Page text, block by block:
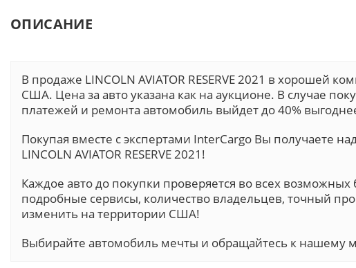
ОПИСАНИЕ
В продаже LINCOLN AVIATOR RESERVE 2021 в хорошей
США. Цена за авто указана как на аукционе. В случае
платежей и ремонта автомобиль выйдет до 40%
Покупая вместе с экспертами InterCargo Вы получаете
LINCOLN AVIATOR RESERVE 2021!
Каждое авто до покупки проверяется во всех
подробные сервисы, количество владельцев, точный
изменить на территории США!
Выбирайте автомобиль мечты и обращайтесь к нашему